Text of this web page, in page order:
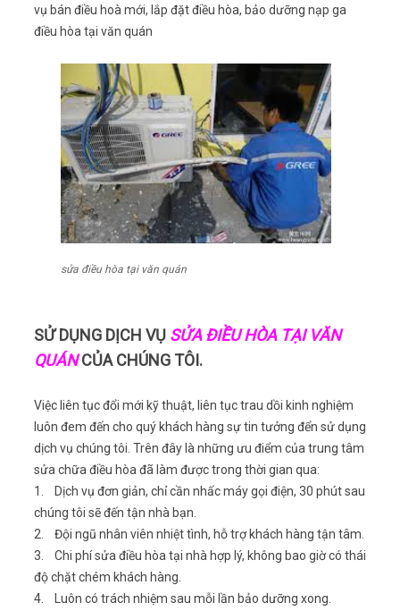
vụ bán điều hoà mới, lắp đặt điều hòa, bảo dưỡng nạp ga
điều hòa tại văn quán
sửa điều hòa tại văn quán
SỬ DỤNG DỊCH VỤ SỬA ĐIỀU HÒA TẠI VĂN
QUÁNCỦA CHÚNG TÔI.
Việc liên tục đổi mới kỹ thuật, liên tục trau dồi kinh nghiệm
luôn đem đến cho quý khách hàng sự tin tưởng đển sử dụng
dịch vụ chúng tôi. Trên đây là những ưu điểm của trung tâm
sửa chữa điều hòa đã làm được trong thời gian qua:
1. Dịch vụ đơn giản, chỉ cần nhấc máy gọi điện, 30 phút sau
chúng tôi sẽ đến tận nhà bạn.
2. Đội ngũ nhân viên nhiệt tình, hỗ trợ khách hàng tận tâm.
3. Chi phí sửa điều hòa tại nhà hợp lý, không bao giờ có thái
độ chặt chém khách hàng.
4. Luôn có trách nhiệm sau mỗi lần bảo dưỡng xong.